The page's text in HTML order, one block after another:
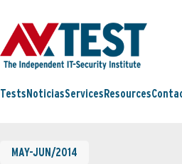
Tests NoticiasServices Resources
MAY-JUN/2014